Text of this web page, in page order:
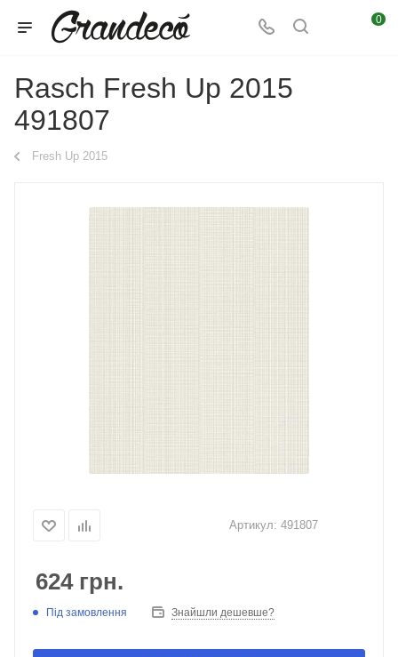
0
Rasch Fresh Up 2015
491807
Fresh Up 2015
Артикул: 491807
624грн.
Під замовлення Знайшли дешевше?